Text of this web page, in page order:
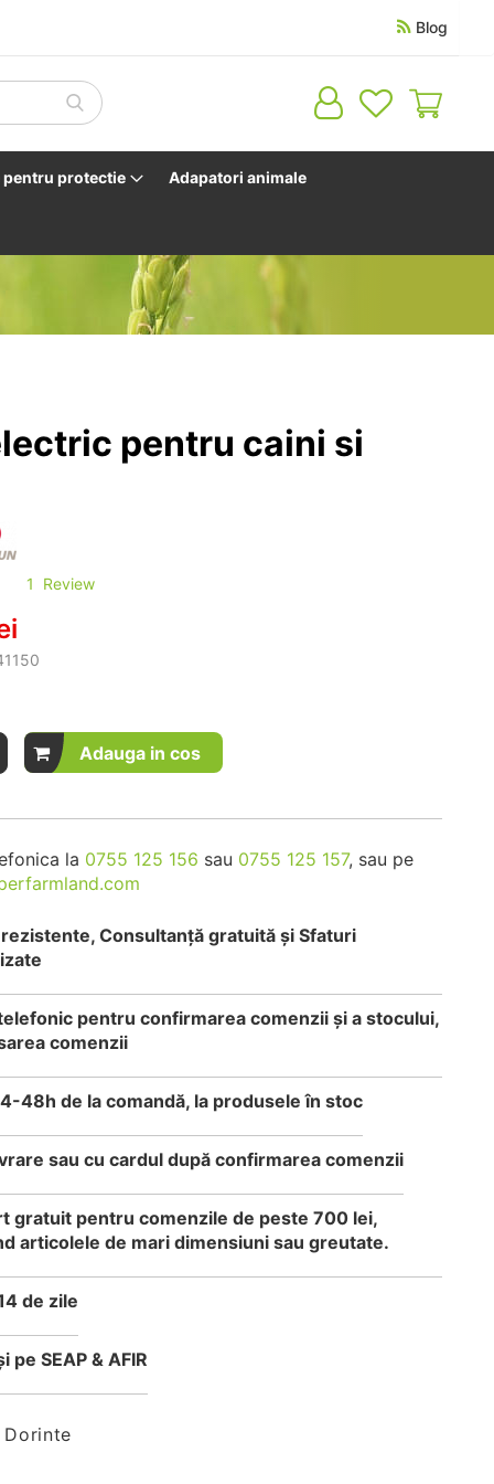
Blog
Cosul
pentru protectie Adapatori animale
pentru caini si
1 Review
Adauga in cos
la 0755 125 156 sau 0755 125 157, sau pe
Consultanță gratuită și Sfaturi
pentru confirmarea comenzii și a stocului,
comenzii
48h de la comandă, la produsele în stoc
sau cu cardul după confirmarea comenzii
gratuit pentru comenzile de peste 700 lei,
articolele de mari dimensiuni sau greutate.
de zile
pe SEAP & AFIR
Dorinte